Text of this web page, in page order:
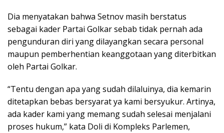
Dia menyatakan bahwa Setnov masih berstatus
sebagai kader Partai Golkar sebab tidak pernah ada
pengunduran diri yang dilayangkan secara personal
maupun pemberhentian keanggotaan yang diterbitkan
oleh Partai Golkar.
“Tentu dengan apa yang sudah dilaluinya, dia kemarin
ditetapkan bebas bersyarat ya kami bersyukur. Artinya,
ada kader kami yang memang sudah selesai menjalani
proses hukum,” kata Doli di Kompleks Parlemen,